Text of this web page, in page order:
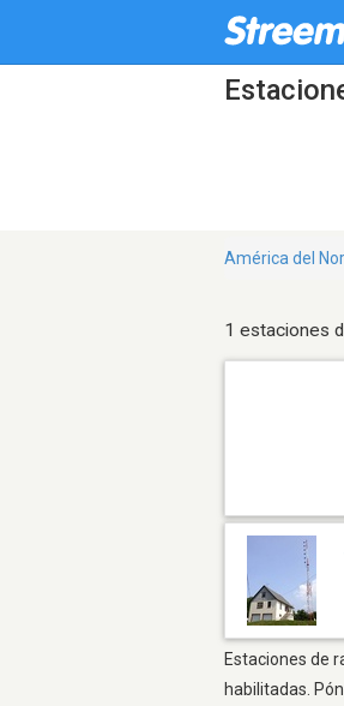
América del
1 estaciones
Estaciones de
habilitadas.